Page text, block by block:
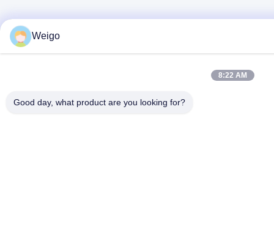
Weigo
8:22 AM
Good day, what product are you looking for?